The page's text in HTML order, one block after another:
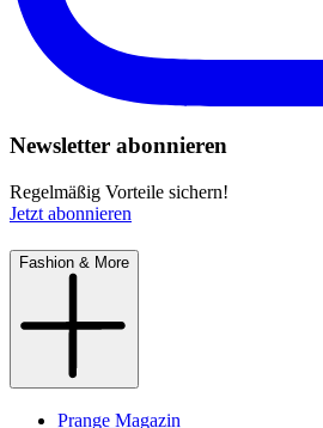
Newsletter abonnieren
Regelmäßig Vorteile sichern!
Jetzt abonnieren
Fashion & More
Prange Magazin